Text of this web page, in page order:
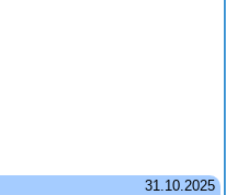
31.10.2025